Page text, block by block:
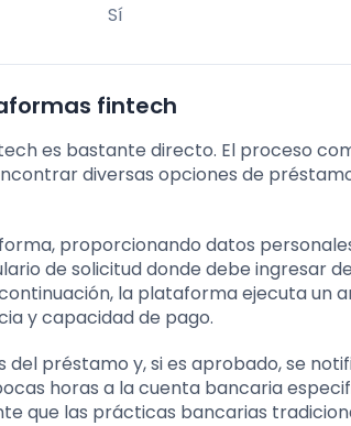
Sí
fintech
es bastante directo. El proceso
diversas opciones de
proporcionando datos
de solicitud donde debe ingresar
la plataforma ejecuta un
y capacidad de pago.
del préstamo y, si es aprobado, se
horas a la cuenta bancaria
que las prácticas bancarias